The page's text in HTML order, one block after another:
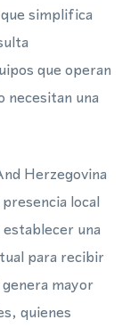
simplifica
que operan
necesitan una
Herzegovina
local
una
para recibir
mayor
quienes